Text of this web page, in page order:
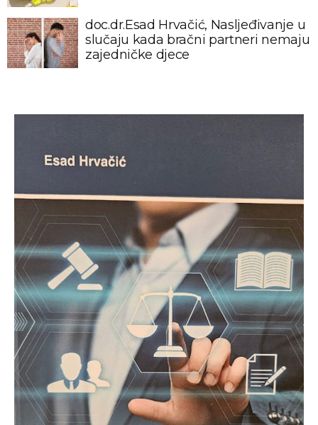
doc.dr.Esad Hrvačić, Nasljeđivanje u
slučaju kada bračni partneri nemaju
zajedničke djece